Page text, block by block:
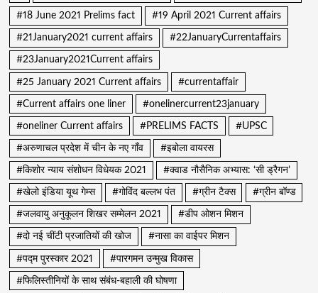
#18 June 2021 Prelims fact #19 April 2021 Current affairs
#21January2021 current affairs #22JanuaryCurrentaffairs
#23January2021Current affairs
#25 January 2021 Current affairs #currentaffair
#Current affairs one liner #onelinercurrent23january
#oneliner Current affairs #PRELIMS FACTS #UPSC
#अरुणाचल प्रदेश में चीन के नए गाँव #इबोला वायरस
#किशोर न्याय संशोधन विधेयक 2021 #क्वाड नौसैनिक अभ्यास: ‘सी ड्रैगन’
#खेलो इंडिया यूथ गेम्स #गोविंद बल्लभ पंत #ग्रीन टैक्स #ग्रीन बॉण्ड
#जलवायु अनुकूलन शिखर सम्मेलन 2021 #डीप ओशन मिशन
#दो नई चींटी प्रजातियों की खोज #नासा का वाईपर मिशन
#पद्म पुरस्कार 2021 #पारगमन उन्मुख विकास
#फिलिस्तीनियों के साथ संबंध-बहाली की घोषणा